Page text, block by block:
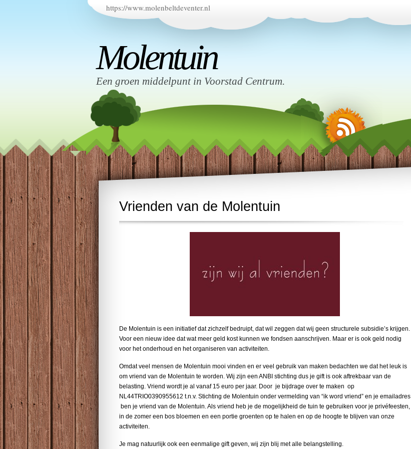
https://www.molenbeltdeventer.nl
Molentuin
Een groen middelpunt in Voorstad Centrum.
Vrienden van de Molentuin
De Molentuin is een initiatief dat zichzelf bedruipt, dat wil zeggen dat wij geen structurele subsidie’s krijgen.
Voor een nieuw idee dat wat meer geld kost kunnen we fondsen aanschrijven. Maar er is ook geld nodig
voor het onderhoud en het organiseren van activiteiten.
Omdat veel mensen de Molentuin mooi vinden en er veel gebruik van maken bedachten we dat het leuk is
om vriend van de Molentuin te worden. Wij zijn een ANBI stichting dus je gift is ook aftrekbaar van de
belasting. Vriend wordt je al vanaf 15 euro per jaar. Door je bijdrage over te maken op
NL44TRIO0390955612 t.n.v. Stichting de Molentuin onder vermelding van “ik word vriend” en je emailadres
ben je vriend van de Molentuin. Als vriend heb je de mogelijkheid de tuin te gebruiken voor je privéfeesten,
in de zomer een bos bloemen en een portie groenten op te halen en op de hoogte te blijven van onze
activiteiten.
Je mag natuurlijk ook een eenmalige gift geven, wij zijn blij met alle belangstelling.